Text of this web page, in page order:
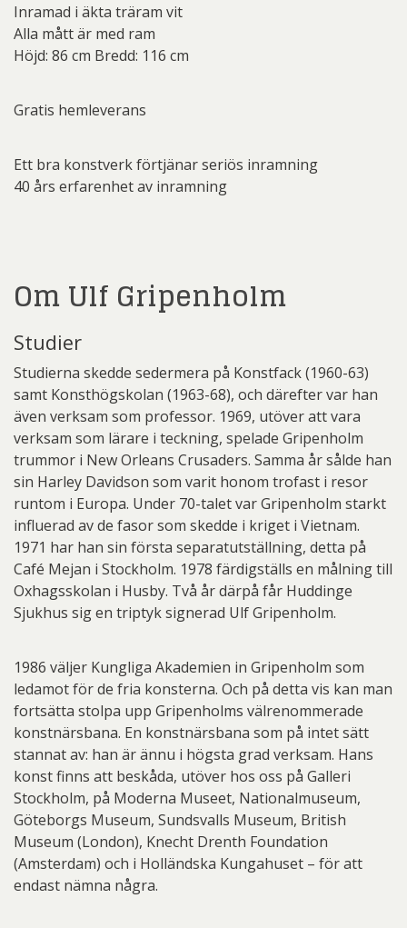
Inramad i äkta träram vit
Alla mått är med ram
Höjd: 86 cm Bredd: 116 cm
Gratis hemleverans
Ett bra konstverk förtjänar seriös inramning
40 års erfarenhet av inramning
Om Ulf Gripenholm
Studier
Studierna skedde sedermera på Konstfack (1960-63)
samt Konsthögskolan (1963-68), och därefter var han
även verksam som professor. 1969, utöver att vara
verksam som lärare i teckning, spelade Gripenholm
trummor i New Orleans Crusaders. Samma år sålde han
sin Harley Davidson som varit honom trofast i resor
runtom i Europa. Under 70-talet var Gripenholm starkt
influerad av de fasor som skedde i kriget i Vietnam.
1971 har han sin första separatutställning, detta på
Café Mejan i Stockholm. 1978 färdigställs en målning till
Oxhagsskolan i Husby. Två år därpå får Huddinge
Sjukhus sig en triptyk signerad Ulf Gripenholm.
1986 väljer Kungliga Akademien in Gripenholm som
ledamot för de fria konsterna. Och på detta vis kan man
fortsätta stolpa upp Gripenholms välrenommerade
konstnärsbana. En konstnärsbana som på intet sätt
stannat av: han är ännu i högsta grad verksam. Hans
konst finns att beskåda, utöver hos oss på Galleri
Stockholm, på Moderna Museet, Nationalmuseum,
Göteborgs Museum, Sundsvalls Museum, British
Museum (London), Knecht Drenth Foundation
(Amsterdam) och i Holländska Kungahuset – för att
endast nämna några.